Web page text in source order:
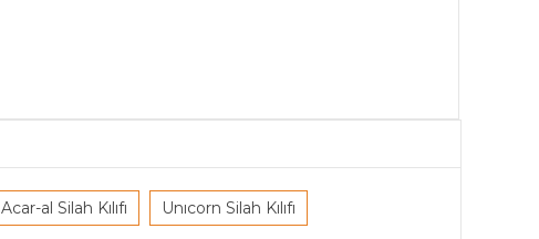
Acar-al Silah Kılıfı Unıcorn Silah Kılıfı